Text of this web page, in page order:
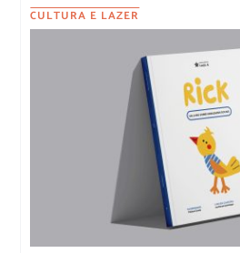
CULTURA E LAZER